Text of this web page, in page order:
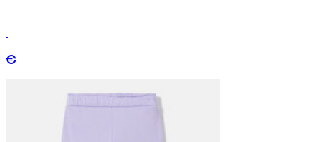
€